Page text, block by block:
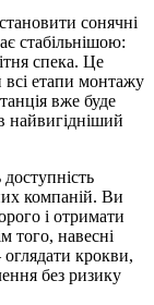
сонячні
стабільнішою:
спека. Це
всі етапи монтажу
вже буде
найвигідніший
компаній. Ви
і отримати
того, навесні
крокви,
без ризику